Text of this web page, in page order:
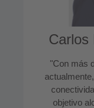
Carlos
"Con más
objetivo